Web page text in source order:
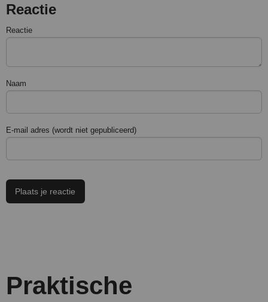
Reactie
Reactie
Naam
E-mail adres (wordt niet gepubliceerd)
Praktische